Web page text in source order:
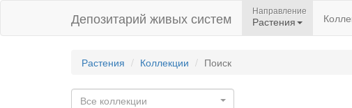
Депозитарий живых систем Направление
Растения
Растения Коллекции Поиск
Все коллекции